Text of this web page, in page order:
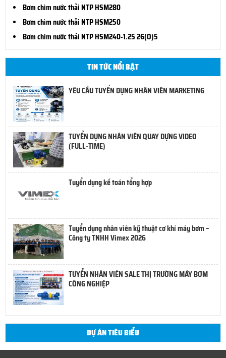
Bơm chìm nước thải NTP HSM280
Bơm chìm nước thải NTP HSM250
Bơm chìm nước thải NTP HSM240-1.25 26(O)5
TIN TỨC NỔI BẬT
YÊU CẦU TUYỂN DỤNG NHÂN VIÊN MARKETING
TUYỂN DỤNG NHÂN VIÊN QUAY DỰNG VIDEO
(FULL-TIME)
Tuyển dụng kế toán tổng hợp
Tuyển dụng nhân viên kỹ thuật cơ khí máy bơm –
Công ty TNHH Vimex 2026
TUYỂN NHÂN VIÊN SALE THỊ TRƯỜNG MÁY BƠM
CÔNG NGHIỆP
DỰ ÁN TIÊU BIỂU